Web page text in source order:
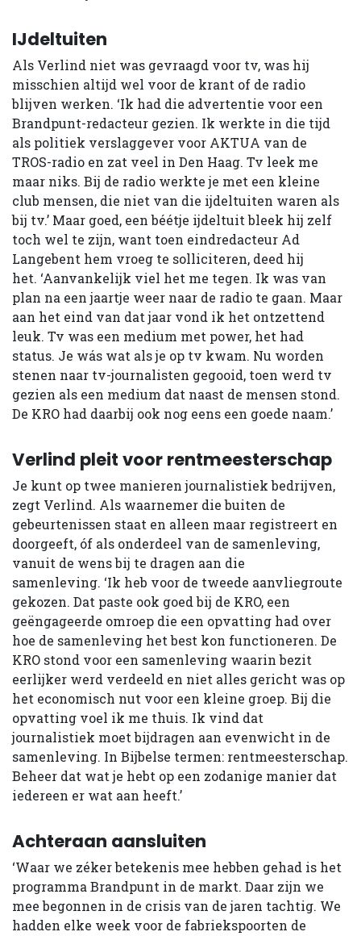
IJdeltuiten
Als Verlind niet was gevraagd voor tv, was hij
misschien altijd wel voor de krant of de radio
blijven werken. ‘Ik had die advertentie voor een
Brandpunt-redacteur gezien. Ik werkte in die tijd
als politiek verslaggever voor AKTUA van de
TROS-radio en zat veel in Den Haag. Tv leek me
maar niks. Bij de radio werkte je met een kleine
club mensen, die niet van die ijdeltuiten waren als
bij tv.’ Maar goed, een béétje ijdeltuit bleek hij zelf
toch wel te zijn, want toen eindredacteur Ad
Langebent hem vroeg te solliciteren, deed hij
het. ‘Aanvankelijk viel het me tegen. Ik was van
plan na een jaartje weer naar de radio te gaan. Maar
aan het eind van dat jaar vond ik het ontzettend
leuk. Tv was een medium met power, het had
status. Je wás wat als je op tv kwam. Nu worden
stenen naar tv-journalisten gegooid, toen werd tv
gezien als een medium dat naast de mensen stond.
De KRO had daarbij ook nog eens een goede naam.’
Verlind pleit voor rentmeesterschap
Je kunt op twee manieren journalistiek bedrijven,
zegt Verlind. Als waarnemer die buiten de
gebeurtenissen staat en alleen maar registreert en
doorgeeft, óf als onderdeel van de samenleving,
vanuit de wens bij te dragen aan die
samenleving. ‘Ik heb voor de tweede aanvliegroute
gekozen. Dat paste ook goed bij de KRO, een
geëngageerde omroep die een opvatting had over
hoe de samenleving het best kon functioneren. De
KRO stond voor een samenleving waarin bezit
eerlijker werd verdeeld en niet alles gericht was op
het economisch nut voor een kleine groep. Bij die
opvatting voel ik me thuis. Ik vind dat
journalistiek moet bijdragen aan evenwicht in de
samenleving. In Bijbelse termen: rentmeesterschap.
Beheer dat wat je hebt op een zodanige manier dat
iedereen er wat aan heeft.’
Achteraan aansluiten
‘Waar we zéker betekenis mee hebben gehad is het
programma Brandpunt in de markt. Daar zijn we
mee begonnen in de crisis van de jaren tachtig. We
hadden elke week voor de fabriekspoorten de